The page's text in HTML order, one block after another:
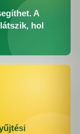
A
hol